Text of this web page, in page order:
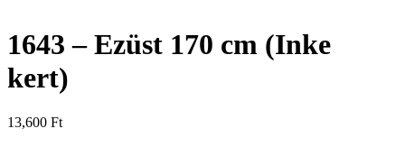
1643 – Ezüst 170 cm (Inke
kert)
13,600 Ft